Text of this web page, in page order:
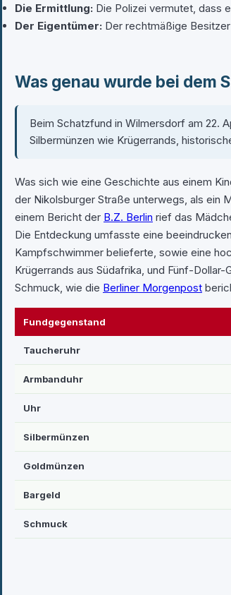
Die Ermittlung: Die Polizei vermutet, dass
Der Eigentümer: Der rechtmäßige
Was genau wurde bei dem
Beim Schatzfund in Wilmersdorf am 22.
Silbermünzen wie Krügerrands,
Was sich wie eine Geschichte aus einem
der Nikolsburger Straße unterwegs, als ein
einem Bericht der B.Z. Berlin rief das
Die Entdeckung umfasste eine
Kampfschwimmer belieferte, sowie eine
Krügerrands aus Südafrika, und Fünf-
Schmuck, wie die Berliner Morgenpost
Fundgegenstand
Taucheruhr
Armbanduhr
Uhr
Silbermünzen
Goldmünzen
Bargeld
Schmuck